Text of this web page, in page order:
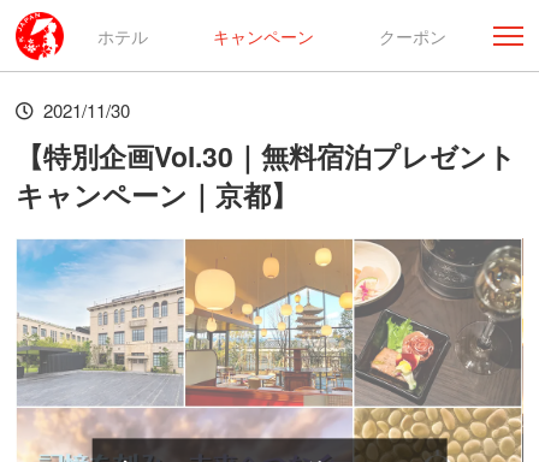
ホテル キャンペーン クーポン
2021/11/30
【特別企画Vol.30｜無料宿泊プレゼント
キャンペーン｜京都】